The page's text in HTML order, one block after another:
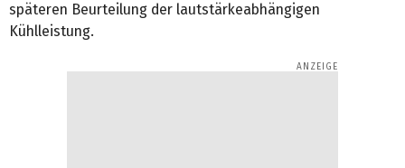
späteren Beurteilung der lautstärkeabhängigen
Kühlleistung.